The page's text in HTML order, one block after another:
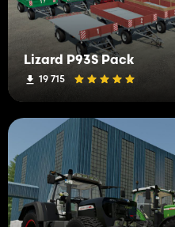
Lizard P93S Pack
19 715